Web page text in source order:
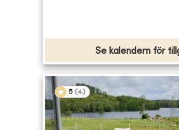
Se kalendern för
5 (4)